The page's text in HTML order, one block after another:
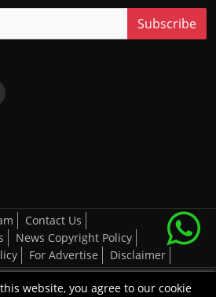
Subscribe
Contact Us
News Copyright Policy
For Advertise Disclaimer
By AGCNN © 2025-2026
website, you agree to our cookie